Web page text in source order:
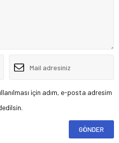
için adım, e-posta adresim